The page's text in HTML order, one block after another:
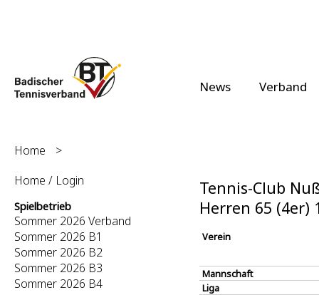
News Verband
Home
>
Home / Login
Spielbetrieb
Sommer 2026 Verband
Sommer 2026 B1
Sommer 2026 B2
Sommer 2026 B3
Sommer 2026 B4
Tennis-Club
Herren 65 (4er)
Verein
Mannschaft
Liga